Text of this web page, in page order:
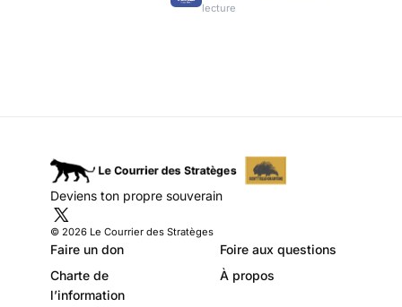
très déstabilisant pour
diverses pénuries, etc. Il
existe de nombreux scénarios
pour l’évolution future des
événements
lecture
Deviens ton propre souverain
© 2026 Le Courrier des Stratèges
Faire un don
Foire aux questions
Charte de
l’information
À propos